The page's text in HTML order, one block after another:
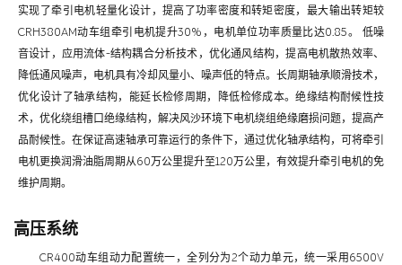
实现了牵引电机轻量化设计，提高了功率密度和转矩密度，最大输出转矩较
CRH380AM动车组牵引电机提升30%，电机单位功率质量比达0.85。 低噪
音设计，应用流体-结构耦合分析技术，优化通风结构，提高电机散热效率、
降低通风噪声，电机具有冷却风量小、噪声低的特点。长周期轴承顺滑技术，
优化设计了轴承结构，能延长检修周期，降低检修成本。绝缘结构耐候性技
术，优化绕组槽口绝缘结构，解决风沙环境下电机绕组绝缘磨损问题，提高产
品耐候性。在保证高速轴承可靠运行的条件下，通过优化轴承结构，可将牵引
电机更换润滑油脂周期从60万公里提升至120万公里，有效提升牵引电机的免
维护周期。
高压系统
CR400动车组动力配置统一，全列分为2个动力单元，统一采用6500V